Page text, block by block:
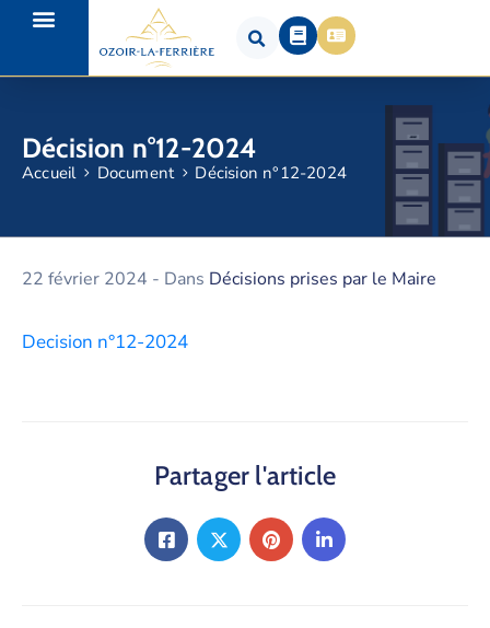
Décision n°12-2024
Accueil Document Décision n°12-2024
22 février 2024 - Dans Décisions prises par le Maire
Decision n°12-2024
Partager l'article